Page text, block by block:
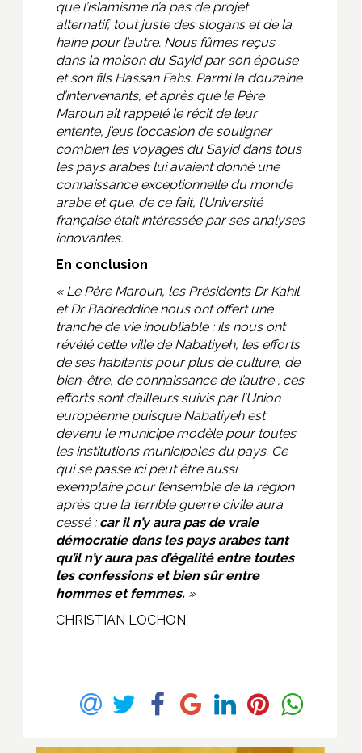
que l’islamisme n’a pas de projet
alternatif, tout juste des slogans et de la
haine pour l’autre. Nous fûmes reçus
dans la maison du Sayid par son épouse
et son fils Hassan Fahs. Parmi la douzaine
d’intervenants, et après que le Père
Maroun ait rappelé le récit de leur
entente, j’eus l’occasion de souligner
combien les voyages du Sayid dans tous
les pays arabes lui avaient donné une
connaissance exceptionnelle du monde
arabe et que, de ce fait, l’Université
française était intéressée par ses analyses
innovantes.
En conclusion
« Le Père Maroun, les Présidents Dr Kahil
et Dr Badreddine nous ont offert une
tranche de vie inoubliable ; ils nous ont
révélé cette ville de Nabatiyeh, les efforts
de ses habitants pour plus de culture, de
bien-être, de connaissance de l’autre ; ces
efforts sont d’ailleurs suivis par l’Union
européenne puisque Nabatiyeh est
devenu le municipe modèle pour toutes
les institutions municipales du pays. Ce
qui se passe ici peut être aussi
exemplaire pour l’ensemble de la région
après que la terrible guerre civile aura
cessé ; car il n’y aura pas de vraie
démocratie dans les pays arabes tant
qu’il n’y aura pas d’égalité entre toutes
les confessions et bien sûr entre
hommes et femmes. »
CHRISTIAN LOCHON